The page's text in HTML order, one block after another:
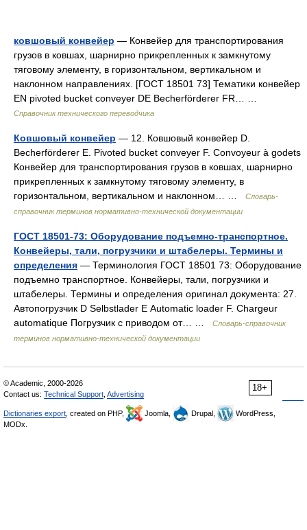
ковшовый конвейер — Конвейер для транспортирования
грузов в ковшах, шарнирно прикрепленных к замкнутому
тяговому элементу, в горизонтальном, вертикальном и
наклонном направлениях. [ГОСТ 18501 73] Тематики конвейер
EN pivoted bucket conveyer DE Becherförderer FR… …
Справочник технического переводчика
Ковшовый конвейер — 12. Ковшовый конвейер D.
Becherförderer Е. Pivoted bucket conveyer F. Convoyeur à godets
Конвейер для транспортирования грузов в ковшах, шарнирно
прикрепленных к замкнутому тяговому элементу, в
горизонтальном, вертикальном и наклонном… …
Словарь-
справочник терминов нормативно-технической документации
ГОСТ 18501-73: Оборудование подъемно-транспортное.
Конвейеры, тали, погрузчики и штабелеры. Термины и
определения — Терминология ГОСТ 18501 73: Оборудование
подъемно транспортное. Конвейеры, тали, погрузчики и
штабелеры. Термины и определения оригинал документа: 27.
Автопогрузчик D Selbstlader Е Automatic loader F. Chargeur
automatique Погрузчик с приводом от… …
Словарь-справочник
терминов нормативно-технической документации
18+
© Academic, 2000-2026
Contact us: Technical Support Advertising
Dictionaries export , created on PHP, Joomla, Drupal,
WordPress,
MODx.